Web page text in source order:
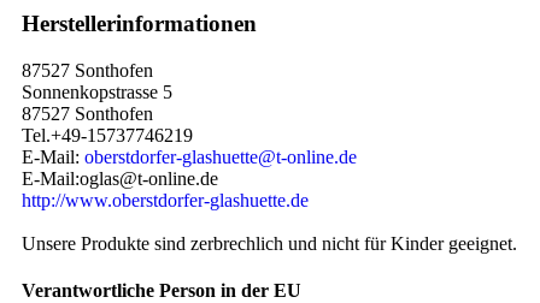
Herstellerinformationen
87527 Sonthofen
Sonnenkopstrasse 5
87527 Sonthofen
Tel.+49-15737746219
E-Mail: oberstdorfer-glashuette@t-online.de
E-Mail:oglas@t-online.de
http://www.oberstdorfer-glashuette.de
Unsere Produkte sind zerbrechlich und nicht für Kinder geeignet.
Verantwortliche Person in der EU